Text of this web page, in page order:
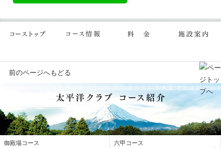
前のページへもどる
御殿場コース
六甲コース